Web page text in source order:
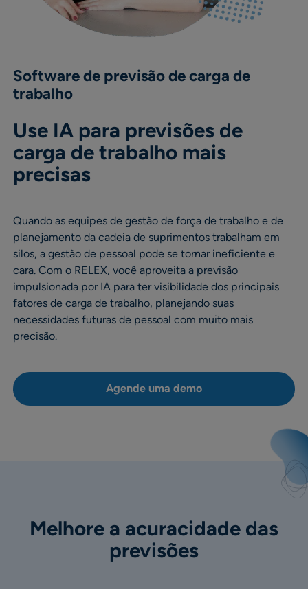
Software de previsão de carga de
trabalho
Use IA para previsões de
carga de trabalho mais
precisas
Quando as equipes de gestão de força de trabalho e de
planejamento da cadeia de suprimentos trabalham em
silos, a gestão de pessoal pode se tornar ineficiente e
cara. Com o RELEX, você aproveita a previsão
impulsionada por IA para ter visibilidade dos principais
fatores de carga de trabalho, planejando suas
necessidades futuras de pessoal com muito mais
precisão.
Agende uma demo
Melhore a acuracidade das
previsões